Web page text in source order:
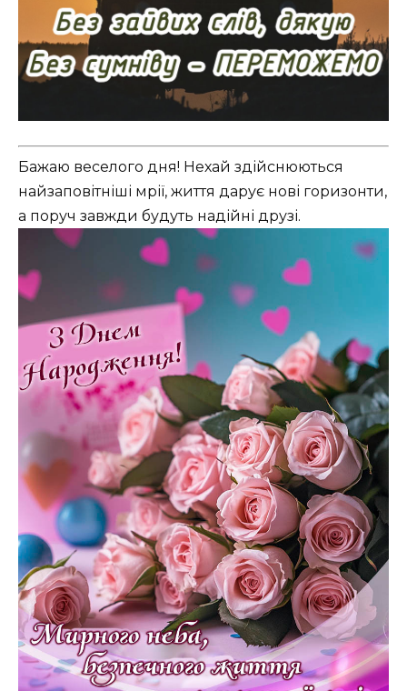
Бажаю веселого дня! Нехай здійснюються
найзаповітніші мрії, життя дарує нові горизонти,
а поруч завжди будуть надійні друзі.